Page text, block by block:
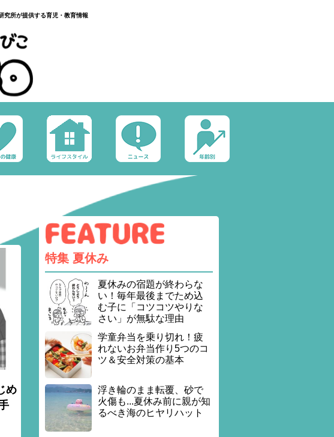
所が提供する育児・教育情報
め
特集 夏休み
夏休みの宿題が終わらな
い！毎年最後までため込
む子に「コツコツやりな
さい」が無駄な理由
学童弁当を乗り切れ！疲
れないお弁当作り5つのコ
ツ＆安全対策の基本
浮き輪のまま転覆、砂で
火傷も...夏休み前に親が知
るべき海のヒヤリハット